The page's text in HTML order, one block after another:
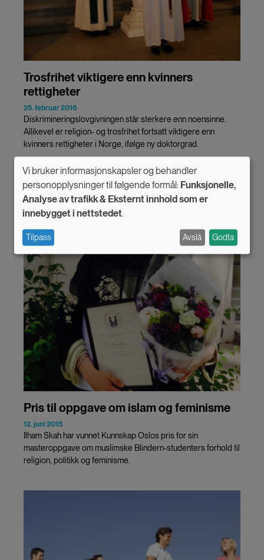
Trosfrihet viktigere enn kvinners
rettigheter
25. februar 2016
Diskrimineringslovgivningen står sterkere enn noensinne.
Allikevel er religion- og trosfrihet fortsatt viktigere enn
kvinners rettigheter i Norge, ifølge ny doktorgrad.
Pris til oppgave om islam og feminisme
12. juni 2015
Ilham Skah har vunnet Kunnskap Oslos pris for sin
masteroppgave om muslimske Blindern-studenters forhold til
religion, politikk og feminisme.
Use
of
personal
data
and
cookies
Vi bruker informasjonskapsler og behandler
personopplysninger til følgende formål: Funksjonelle,
Analyse av trafikk & Eksternt innhold som er
innebygget i nettstedet.
Tilpass Avslå Godta